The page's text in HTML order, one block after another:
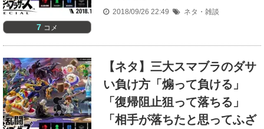
7 コメ
2018/09/26 22:49 ネタ・雑談
【ネタ】三大スマブラのダサ
い負け方「煽って負ける」
「復帰阻止狙って落ちる」
「相手が落ちたと思ってふざ